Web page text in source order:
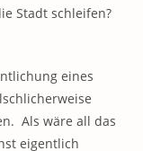
Stadt schleifen?
eines
Als wäre all das
eigentlich